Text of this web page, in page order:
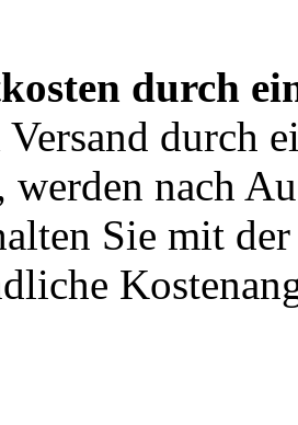
durch
durch
werden nach
Sie mit